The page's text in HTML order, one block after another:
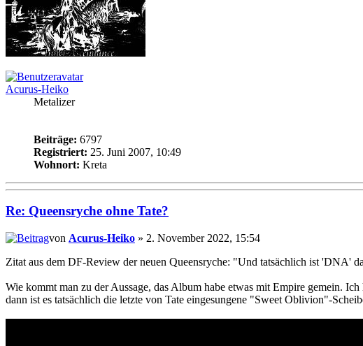
Acurus-Heiko
Metalizer
Beiträge: 6797
Registriert: 25. Juni 2007, 10:49
Wohnort: Kreta
Re: Queensryche ohne Tate?
von Acurus-Heiko » 2. November 2022, 15:54
Zitat aus dem DF-Review der neuen Queensryche: "Und tatsächlich ist 'DNA'
Wie kommt man zu der Aussage, das Album habe etwas mit Empire gemein.
dann ist es tatsächlich die letzte von Tate eingesungene "Sweet Oblivion"-